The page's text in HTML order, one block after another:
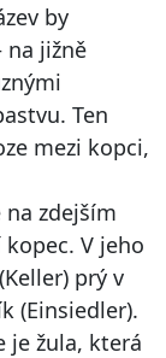
by
na jižně
Ten
mezi kopci,
zdejším
V jeho
prý v
(Einsiedler).
je žula, která